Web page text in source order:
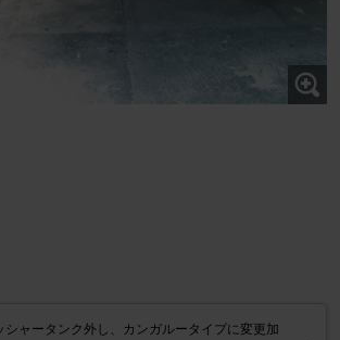
シャータンク外し、カンガルータイプに変更加